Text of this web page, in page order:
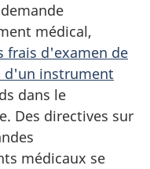
médical,
frais d'examen de
d'un instrument
dans le
Des directives sur
médicaux se